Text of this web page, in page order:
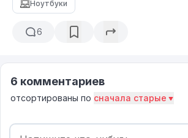
Ноутбуки
6
6 комментариев
отсортированы по сначала старые